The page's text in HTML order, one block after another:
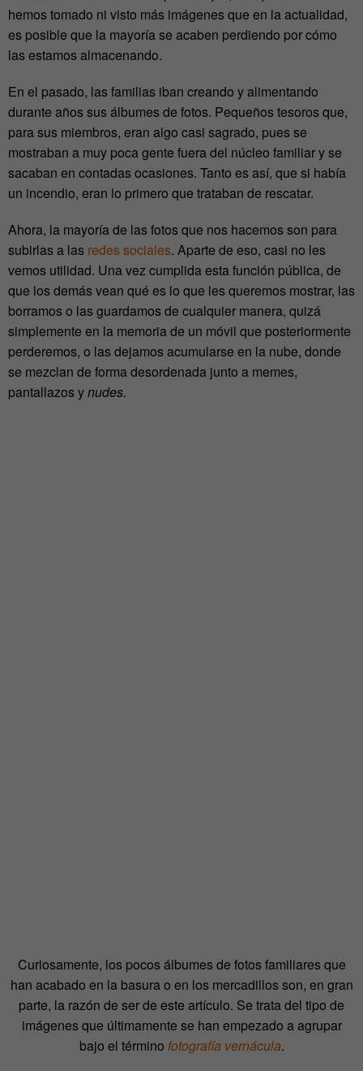
hemos tomado ni visto más imágenes que en la actualidad,
es posible que la mayoría se acaben perdiendo por cómo
las estamos almacenando.
En el pasado, las familias iban creando y alimentando
durante años sus álbumes de fotos. Pequeños tesoros que,
para sus miembros, eran algo casi sagrado, pues se
mostraban a muy poca gente fuera del núcleo familiar y se
sacaban en contadas ocasiones. Tanto es así, que si había
un incendio, eran lo primero que trataban de rescatar.
Ahora, la mayoría de las fotos que nos hacemos son para
subirlas a las redes sociales. Aparte de eso, casi no les
vemos utilidad. Una vez cumplida esta función pública, de
que los demás vean qué es lo que les queremos mostrar, las
borramos o las guardamos de cualquier manera, quizá
simplemente en la memoria de un móvil que posteriormente
perderemos, o las dejamos acumularse en la nube, donde
se mezclan de forma desordenada junto a memes,
pantallazos ynudes.
Curiosamente, los pocos álbumes de fotos familiares que
han acabado en la basura o en los mercadillos son, en gran
parte, la razón de ser de este artículo. Se trata del tipo de
imágenes que últimamente se han empezado a agrupar
bajo el término fotografía vernácula.